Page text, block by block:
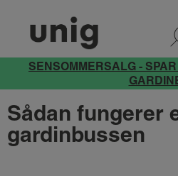
SENSOMMERSALG -
Sådan fungerer
gardinbussen